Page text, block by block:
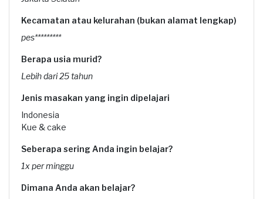
Kecamatan atau kelurahan (bukan alamat lengkap)
pes*********
Berapa usia murid?
Lebih dari 25 tahun
Jenis masakan yang ingin dipelajari
Indonesia
Kue & cake
Seberapa sering Anda ingin belajar?
1x per minggu
Dimana Anda akan belajar?